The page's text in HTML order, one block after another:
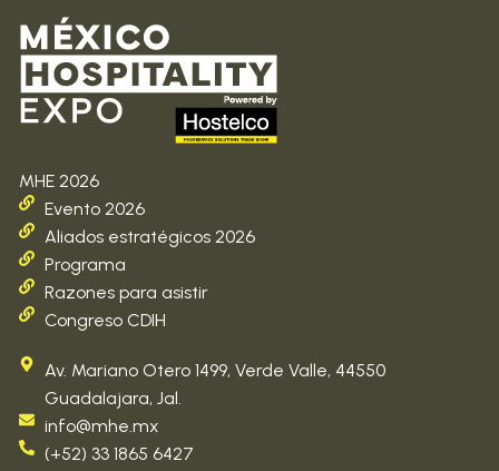
MHE 2026
Evento 2026
Aliados estratégicos 2026
Programa
Razones para asistir
Congreso CDIH
Av. Mariano Otero 1499, Verde Valle, 44550
Guadalajara, Jal.
info@mhe.mx
(+52) 33 1865 6427